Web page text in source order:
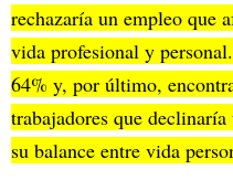
rechazaría un empleo que
vida profesional y
64% y, por último,
trabajadores que
su balance entre vida